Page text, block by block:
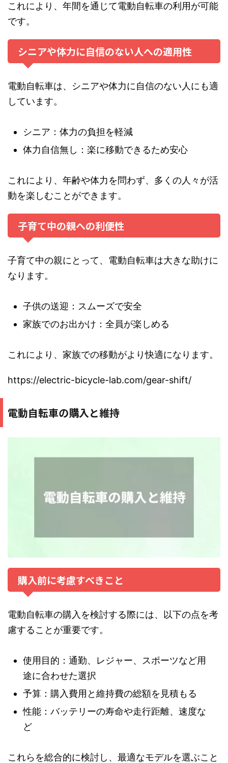
これにより、年間を通じて電動自転車の利用が可能
です。
シニアや体力に自信のない人への適用性
電動自転車は、シニアや体力に自信のない人にも適
しています。
シニア：体力の負担を軽減
体力自信無し：楽に移動できるため安心
これにより、年齢や体力を問わず、多くの人々が活
動を楽しむことができます。
子育て中の親への利便性
子育て中の親にとって、電動自転車は大きな助けに
なります。
子供の送迎：スムーズで安全
家族でのお出かけ：全員が楽しめる
これにより、家族での移動がより快適になります。
https://electric-bicycle-lab.com/gear-shift/
電動自転車の購入と維持
購入前に考慮すべきこと
電動自転車の購入を検討する際には、以下の点を考
慮することが重要です。
使用目的：通勤、レジャー、スポーツなど用
途に合わせた選択
予算：購入費用と維持費の総額を見積もる
性能：バッテリーの寿命や走行距離、速度な
ど
これらを総合的に検討し、最適なモデルを選ぶこと